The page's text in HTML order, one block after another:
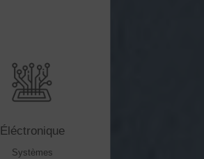
Éléctronique
Systèmes